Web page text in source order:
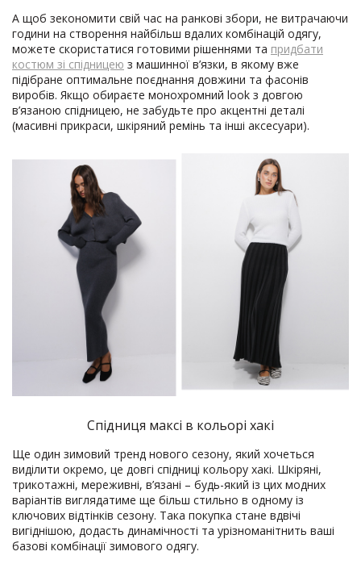
А щоб зекономити свій час на ранкові збори, не витрачаючи
години на створення найбільш вдалих комбінацій одягу,
можете скористатися готовими рішеннями та придбати
костюм зі спідницею з машинної в’язки, в якому вже
підібране оптимальне поєднання довжини та фасонів
виробів. Якщо обираєте монохромний look з довгою
в’язаною спідницею, не забудьте про акцентні деталі
(масивні прикраси, шкіряний ремінь та інші аксесуари).
Спідниця максі в кольорі хакі
Ще один зимовий тренд нового сезону, який хочеться
виділити окремо, це довгі спідниці кольору хакі. Шкіряні,
трикотажні, мереживні, в’язані – будь-який із цих модних
варіантів виглядатиме ще більш стильно в одному із
ключових відтінків сезону. Така покупка стане вдвічі
вигіднішою, додасть динамічності та урізноманітнить ваші
базові комбінації зимового одягу.